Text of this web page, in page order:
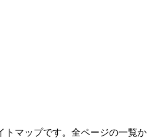
トマップです。全ページの一覧